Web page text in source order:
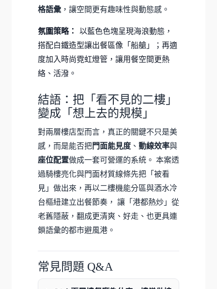
格語彙 ，讓空間更有趣味性與動態感。
氛圍策略：
以藍色色塊呈現海浪動態，
搭配白鐵造型讓出餐區像「船艙」；再適
度加入時尚霓虹燈管，讓用餐空間更熱
絡、活潑。
結語：把「看不見的二樓」
變成「想上去的規模」
對兩層樓店型而言，真正的關鍵不只是美
感，而是能否把門面能見度 、 動線效率與
座位配置做成一套可營運的系統。 本案透
過騎樓亮化與門面材質線條先把「被看
見」做出來，再以二樓機能分區與酒水冷
台樞紐建立出餐節奏， 讓「港都熱炒」從
老舊隱蔽，翻成更清爽、好走、也更具連
鎖語彙的都市避風港。
常見問題 Q&A